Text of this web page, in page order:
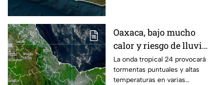
Oaxaca, bajo mucho
calor y riesgo de lluvias
aisladas para este
martes
La onda tropical 24 provocará
tormentas puntuales y altas
temperaturas en varias